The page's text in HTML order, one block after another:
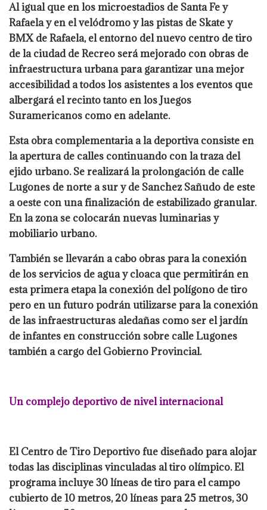
Al igual que en los microestadios de Santa Fe y
Rafaela y en el velódromo y las pistas de Skate y
BMX de Rafaela, el entorno del nuevo centro de tiro
de la ciudad de Recreo será mejorado con obras de
infraestructura urbana para garantizar una mejor
accesibilidad a todos los asistentes a los eventos que
albergará el recinto tanto en los Juegos
Suramericanos como en adelante.
Esta obra complementaria a la deportiva consiste en
la apertura de calles continuando con la traza del
ejido urbano. Se realizará la prolongación de calle
Lugones de norte a sur y de Sanchez Sañudo de este
a oeste con una finalización de estabilizado granular.
En la zona se colocarán nuevas luminarias y
mobiliario urbano.
También se llevarán a cabo obras para la conexión
de los servicios de agua y cloaca que permitirán en
esta primera etapa la conexión del polígono de tiro
pero en un futuro podrán utilizarse para la conexión
de las infraestructuras aledañas como ser el jardín
de infantes en construcción sobre calle Lugones
también a cargo del Gobierno Provincial.
Un complejo deportivo de nivel internacional
El Centro de Tiro Deportivo fue diseñado para alojar
todas las disciplinas vinculadas al tiro olímpico. El
programa incluye 30 líneas de tiro para el campo
cubierto de 10 metros, 20 líneas para 25 metros, 30